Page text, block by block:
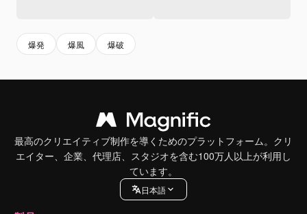
爆発 爆風 爆破
最高のクリエイティブ制作を導くためのプラットフォーム。クリ
エイター、企業、代理店、スタジオを含む100万人以上が利用し
ています。
日本語